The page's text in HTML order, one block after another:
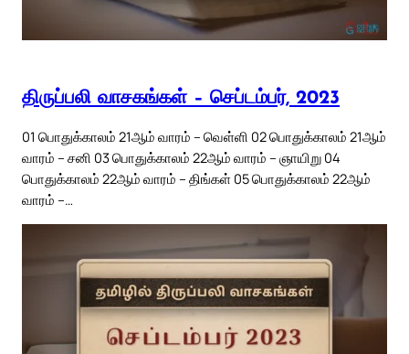
திருப்பலி வாசகங்கள் – செப்டம்பர், 2023
01 பொதுக்காலம் 21ஆம் வாரம் – வெள்ளி 02 பொதுக்காலம் 21ஆம்
வாரம் – சனி 03 பொதுக்காலம் 22ஆம் வாரம் – ஞாயிறு 04
பொதுக்காலம் 22ஆம் வாரம் – திங்கள் 05 பொதுக்காலம் 22ஆம்
வாரம் –…